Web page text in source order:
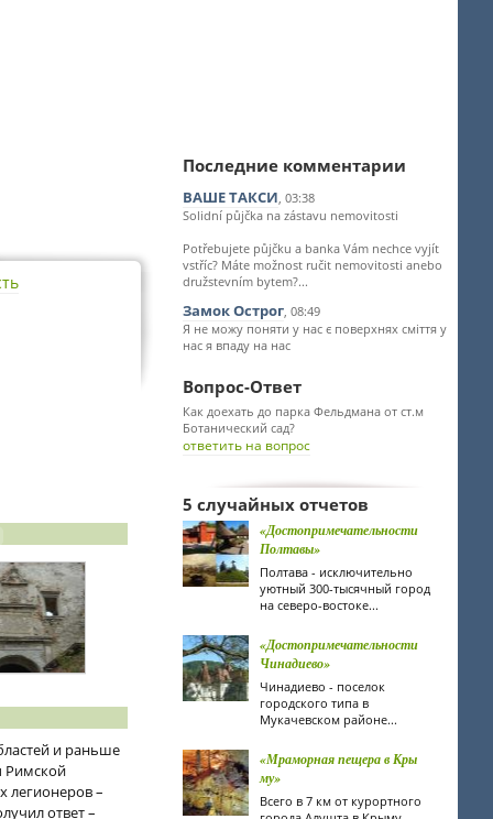
и раньше
Римской
легионеров –
ответ –
Последние комментарии
ВАШЕ ТАКСИ, 03:38
Solidní půjčka na zástavu nemovitosti
Potřebujete půjčku a banka Vám nechce vyjít
vstříc? Máte možnost ručit nemovitosti anebo
družstevním bytem?...
Замок Острог, 08:49
Я не можу поняти у нас є поверхнях сміття у
нас я впаду на нас
Вопрос-Ответ
Как доехать до парка Фельдмана от ст.м
Ботанический сад?
ответить на вопрос
5 случайных отчетов
«Достопримечательности
Полтавы»
Полтава - исключительно
уютный 300-тысячный город
на северо-востоке...
«Достопримечательности
Чинадиево»
Чинадиево - поселок
городского типа в
Мукачевском районе...
«Мраморная пещера в Кры
му»
Всего в 7 км от курортного